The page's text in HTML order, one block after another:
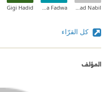
Gigi Hadid
كل القرّاء
المؤلف